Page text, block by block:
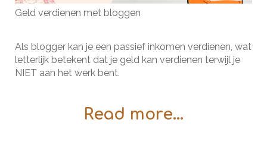
Geld verdienen met bloggen
Als blogger kan je een passief inkomen verdienen, wat
letterlijk betekent dat je geld kan verdienen terwijl je
NIET aan het werk bent.
Read more...